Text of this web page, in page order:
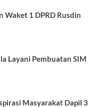
Waket 1 DPRD Rusdin
Layani Pembuatan SIM
Masyarakat Dapil 3